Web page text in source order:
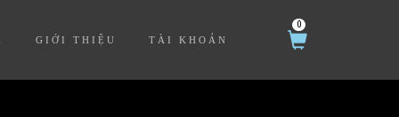
GIỚI THIỆU TÀI KHOẢN
0